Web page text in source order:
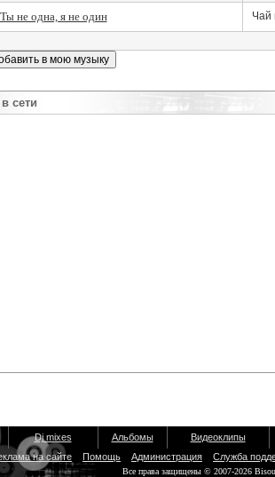
Ты не одна, я не один
Чай
сети
Dj mixes Альбомы
Видеоклипы
на сайте
Помощь Администрация Служба
Все права защищены © 2007-2026